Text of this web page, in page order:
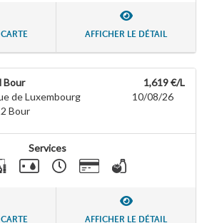
AFFICHER LE DÉTAIL
Bour
de Luxembourg
Bour
1,619 €/L
10/08/26
Services
AFFICHER LE DÉTAIL